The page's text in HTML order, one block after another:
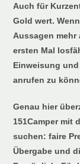
Auch für
Gold wert.
Aussagen mehr
ersten Mal
Einweisung
anrufen zu
Genau hier
151Camper mit
suchen: faire
Übergabe und